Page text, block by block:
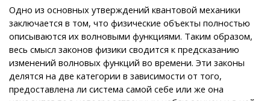
Одно из основных утверждений квантовой механики
заключается в том, что физические объекты полностью
описываются их волновыми функциями. Таким образом,
весь смысл законов физики сводится к предсказанию
изменений волновых функций во времени. Эти законы
делятся на две категории в зависимости от того,
предоставлена ли система самой себе или же она